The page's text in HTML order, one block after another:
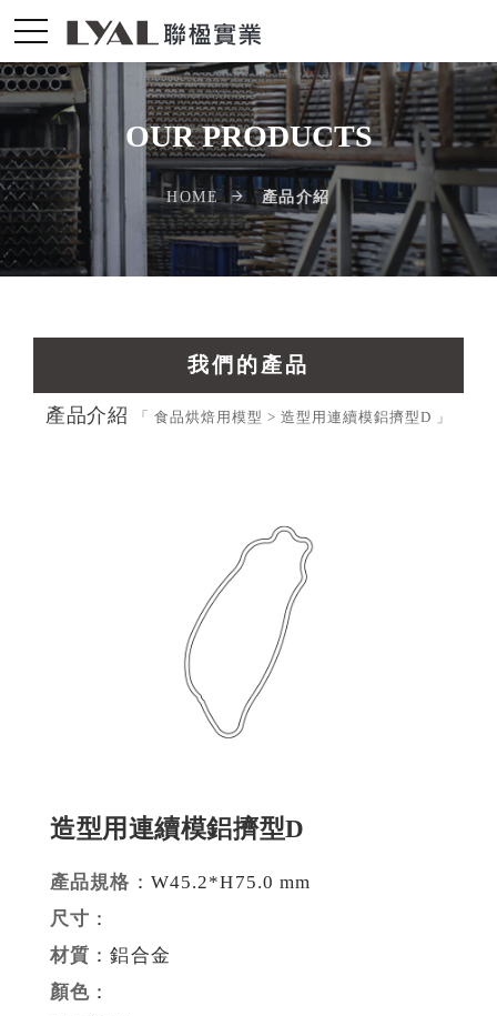
OUR PRODUCTS
HOME 產品介紹
我們的產品
交通運輸工業擠型
建構模組支架類
食品烘焙用模型
消費電子類擠型
通用規格鋁擠型
衛浴五金鋁擠型
機械設備部件擠型
產品介紹 「 食品烘焙用模型 > 造型用連續模鋁擠型D 」
造型用連續模鋁擠型D
產品規格 ：W45.2*H75.0 mm
尺寸 ：
材質 ：鋁合金
顏色 ：